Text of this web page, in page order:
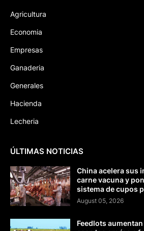
Agricultura
Economia
Empresas
Ganaderia
Generales
Hacienda
Lecheria
ÚLTIMAS NOTICIAS
China acelera sus
carne vacuna y
sistema de cupos
August 05, 2026
Feedlots